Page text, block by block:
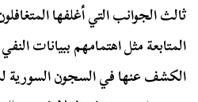
ثالث الجوانب التي أغلفها
المتابعة مثل اهتمامهم ببيانات
الكشف عنها في السجون السورية